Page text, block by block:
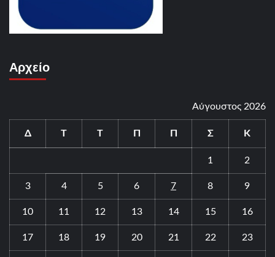
Αρχείο
Αύγουστος 2026
Δ Τ Τ Π Π Σ Κ
1 2
3 4 5 6 7 8 9
10 11 12 13 14 15 16
17 18 19 20 21 22 23